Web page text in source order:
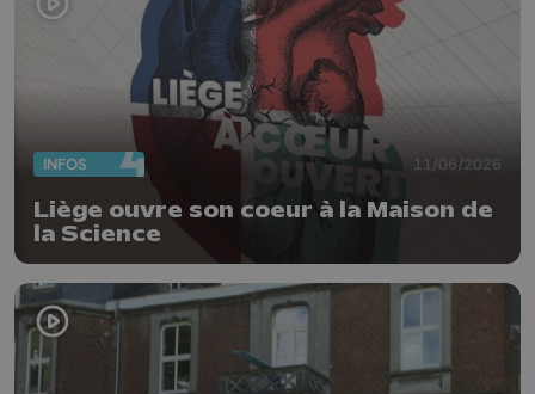
INFOS 11/06/2026
Liège ouvre son coeur à la Maison de
la Science